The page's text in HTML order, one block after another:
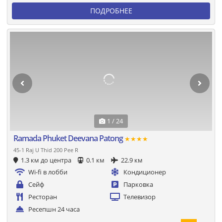
ПОДРОБНЕЕ
1 / 24
Ramada Phuket Deevana Patong★★★★
45-1 Raj U Thid 200 Pee R
1.3 км до центра 0.1 км
22.9 км
Wi-fi в лобби
Кондиционер
Сейф
Парковка
Ресторан
Телевизор
Ресепшн 24 часа